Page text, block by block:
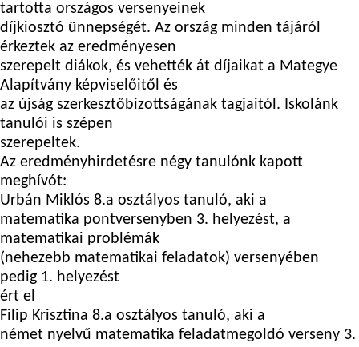
tartotta országos versenyeinek
díjkiosztó ünnepségét. Az ország minden tájáról
érkeztek az eredményesen
szerepelt diákok, és vehették át díjaikat a Mategye
Alapítvány képviselőitől és
az újság szerkesztőbizottságának tagjaitól. Iskolánk
tanulói is szépen
szerepeltek.
Az eredményhirdetésre négy tanulónk kapott
meghívót:
Urbán Miklós 8.a osztályos tanuló, aki a
matematika pontversenyben 3. helyezést, a
matematikai problémák
(nehezebb matematikai feladatok) versenyében
pedig 1. helyezést
ért el
Filip Krisztina 8.a osztályos tanuló, aki a
német nyelvű matematika feladatmegoldó verseny 3.